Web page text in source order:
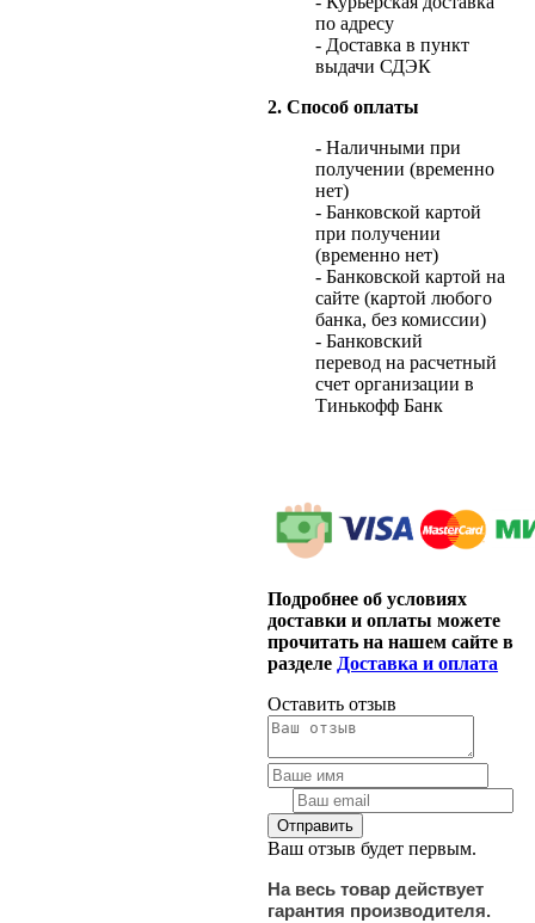
по адресу
- Доставка в пункт
выдачи СДЭК
2. Способ оплаты
- Наличными при
получении (временно
нет)
- Банковской картой
при получении
(временно нет)
- Банковской картой на
сайте (картой любого
банка, без комиссии)
- Банковский
перевод на расчетный
счет организации в
Тинькофф Банк
Подробнее об условиях
доставки и оплаты можете
прочитать на нашем сайте в
разделе Доставка и оплата
Оставить отзыв
Ваш отзыв будет первым.
На весь товар действует
гарантия производителя.